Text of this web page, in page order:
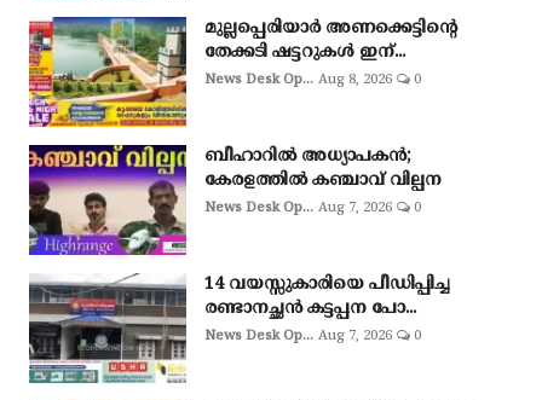
മുല്ലപ്പെരിയാർ അണക്കെട്ടിന്റെ
തേക്കടി ഷട്ടറുകൾ ഇന്...
News Desk Op... Aug 8, 2026 0
ബീഹാറിൽ അധ്യാപകൻ;
കേരളത്തിൽ കഞ്ചാവ് വില്പന
News Desk Op... Aug 7, 2026 0
14 വയസ്സുകാരിയെ പീഡിപ്പിച്ച
രണ്ടാനച്ഛൻ കട്ടപ്പന പോ...
News Desk Op... Aug 7, 2026 0